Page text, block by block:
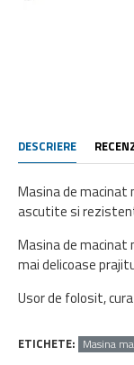
DESCRIERE
Masina de macinat
ascutite si
Masina de macinat
mai delicoase
Usor de folosit,
ETICHETE: Masina